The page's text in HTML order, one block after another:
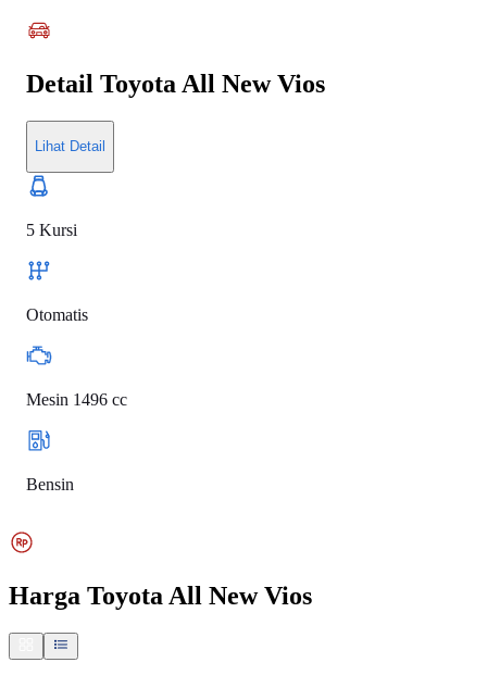
Detail Toyota All New Vios
Lihat Detail
5 Kursi
Otomatis
Mesin 1496 cc
Bensin
Harga Toyota All New Vios